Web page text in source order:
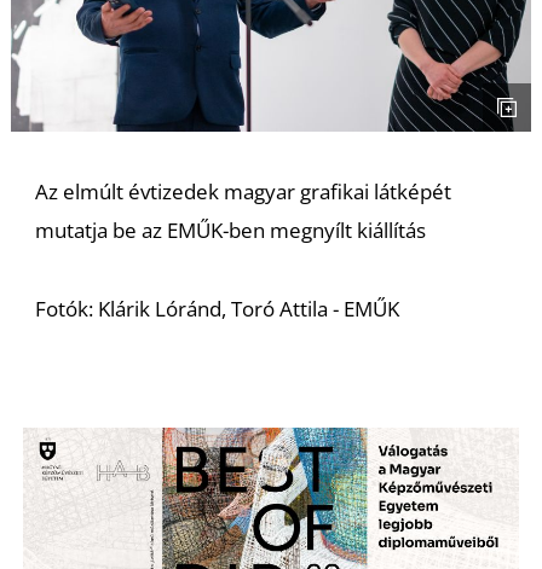
Az elmúlt évtizedek magyar grafikai látképét
mutatja be az EMŰK-ben megnyílt kiállítás
Fotók: Klárik Lóránd, Toró Attila - EMŰK